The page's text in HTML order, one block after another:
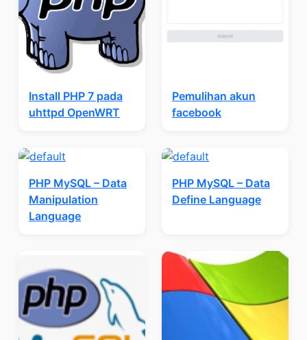
Install PHP 7 pada
uhttpd OpenWRT
Pemulihan akun
facebook
PHP MySQL – Data
Manipulation
Language
PHP MySQL – Data
Define Language